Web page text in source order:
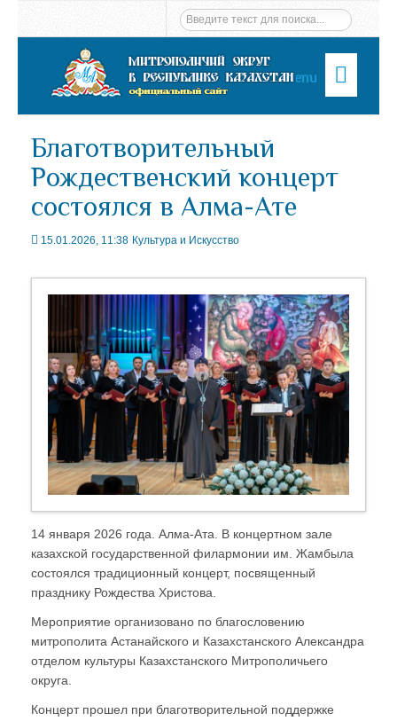
Menu
Благотворительный
Рождественский концерт
состоялся в Алма-Ате
15.01.2026, 11:38 Культура и Искусство
14 января 2026 года. Алма-Ата. В концертном зале
казахской государственной филармонии им. Жамбыла
состоялся традиционный концерт, посвященный
празднику Рождества Христова.
Мероприятие организовано по благословению
митрополита Астанайского и Казахстанского Александра
отделом культуры Казахстанского Митрополичьего
округа.
Концерт прошел при благотворительной поддержке